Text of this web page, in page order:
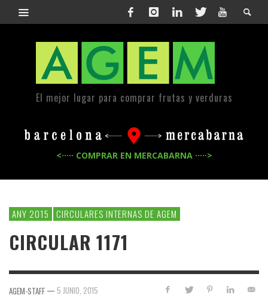
El mejor lugar para comprar frutas y verduras
<····· COMPRAR EN MERCABARNA ·····>
ANY 2015 CIRCULARES INTERNAS DE AGEM
CIRCULAR 1171
AGEM-STAFF — 5 JUNIO, 2015